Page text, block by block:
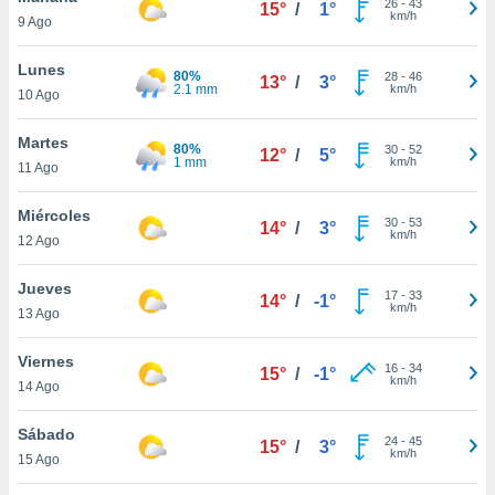
y
en
más
de
cookies
aceptar
9 Ago
15° / 1° 26- 43
km/h
Lunes
10 Ago
80%
2.1 mm
13° / 3° 28- 46
km/h
Martes
11 Ago
80%
1 mm
12° / 5° 30- 52
km/h
Miércoles
12 Ago
14° / 3° 30- 53
km/h
Jueves
13 Ago
14° / -1° 17- 33
km/h
Viernes
14 Ago
15° / -1° 16- 34
km/h
Sábado
15 Ago
15° / 3° 24- 45
km/h